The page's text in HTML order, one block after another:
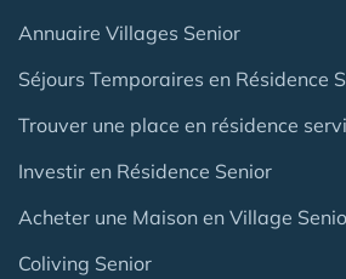
Annuaire Villages Senior
Séjours Temporaires en Résidence
Trouver une place en résidence
Investir en Résidence Senior
Acheter une Maison en Village
Coliving Senior